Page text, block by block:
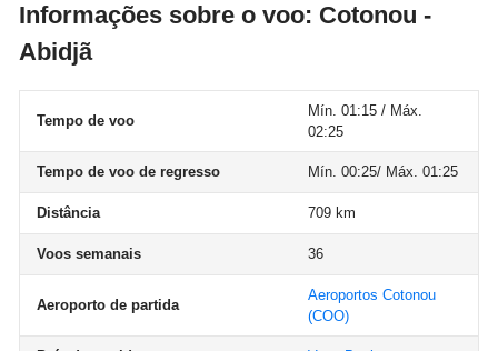
Informações sobre o voo: Cotonou -
Abidjã
Tempo de voo
Mín. 01:15 / Máx.
02:25
Tempo de voo de regresso Mín. 00:25/ Máx. 01:25
Distância 709 km
Voos semanais 36
Aeroporto de partida
Aeroportos Cotonou
(COO)